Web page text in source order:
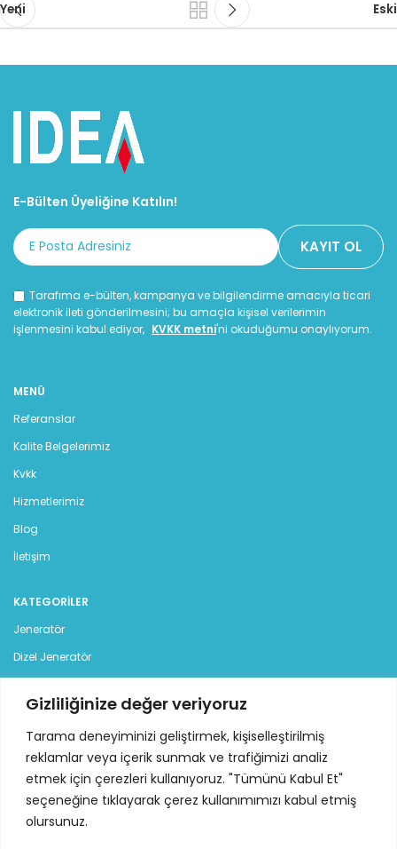
Gizliliğinize değer veriyoruz
Tarama deneyiminizi geliştirmek, kişiselleştirilmiş
reklamlar veya içerik sunmak ve trafiğimizi analiz
etmek için çerezleri kullanıyoruz. "Tümünü Kabul Et"
seçeneğine tıklayarak çerez kullanımımızı kabul etmiş
olursunuz.
Yeni Eski
E-Bülten Üyeliğine Katılın!
Tarafıma e-bülten, kampanya ve bilgilendirme amacıyla ticari
elektronik ileti gönderilmesini; bu amaçla kişisel verilerimin
işlenmesini kabul ediyor, KVKK metni'ni okuduğumu onaylıyorum.
MENÜ
Referanslar
Kalite Belgelerimiz
Kvkk
Hizmetlerimiz
Blog
İletişim
KATEGORILER
Jeneratör
Dizel Jeneratör
Kiralık Jeneratör
İLETİŞİM
İstanbul Deri Organize Sanayi Bölgesi, Sama Cad. (12 Yol),
No:7 34957 Tuzla - İstanbul
Tel: +90 216 313 42 77 - 78 pbx